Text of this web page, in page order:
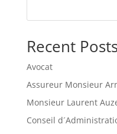
Recent
Avocat
Assureur Monsieur
Monsieur Laurent
Conseil